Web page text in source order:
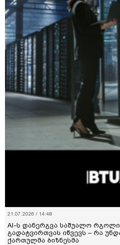
21.07.2026 / 14:48
AI-ს დანერგვა საშუალო
გადატვირთვას იწვევს – რა
ქართულმა ბიზნესმა